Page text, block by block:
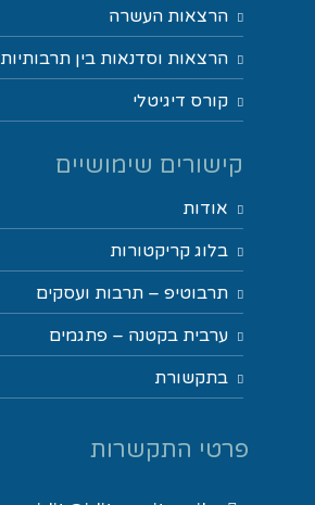
הרצאות העשרה
הרצאות וסדנאות בין תרבותיות
קורס דיגיטלי
קישורים שימושיים
אודות
בלוג קריקטורות
תרבוטיפ – תרבות ועסקים
ערבית בקטנה – פתגמים
בתקשורת
פרטי התקשרות